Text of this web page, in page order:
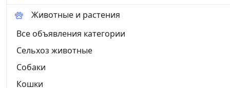
Животные и растения
Все объявления категории
Сельхоз животные
Собаки
Кошки